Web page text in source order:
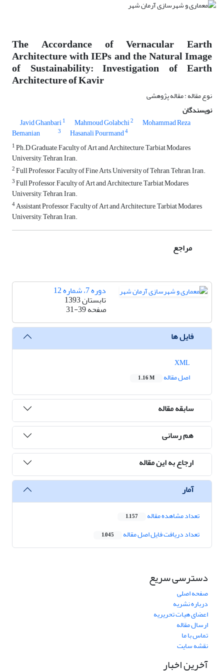
The Accordance of Vernacular Earth
Architecture with IEPs and the Natural Image
of Sustainability: Investigation of Earth
Architecture of Kavir
نوع مقاله : مقاله پژوهشی
نویسندگان
Javid Ghanbari1 Mahmoud Golabchi2 Mohammad Reza
Bemanian 3 Hasanali Pourmand4
1Ph.D Graduate, Faculty of Art and Architecture, Tarbiat Modares
University, Tehran, Iran.
2Full Professor, Faculty of Fine Arts, University of Tehran, Tehran, Iran.
3Full Professor, Faculty of Art and Architecture, Tarbiat Modares
University, Tehran, Iran.
4Assistant Professor, Faculty of Art and Architecture, Tarbiat Modares
University, Tehran, Iran.
مراجع
دوره 7، شماره 12
تابستان 1393
صفحه31-39
فایل ها
اصل مقاله
1.16 M
سابقه مقاله
هم رسانی
ارجاع به این مقاله
آمار
تعداد مشاهده مقاله 1,157
تعداد دریافت فایل اصل مقاله 1,045
دسترسی سریع
صفحه اصلی
درباره نشریه
اعضای هیات تحریریه
ارسال مقاله
تماس با ما
نقشه سایت
آخرین اخبار